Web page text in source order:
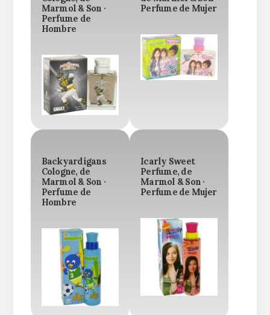
Marmol & Son ·
Perfume de
Hombre
Perfume de Mujer
Backyardigans
Cologne, de
Marmol & Son ·
Perfume de
Hombre
Icarly Sweet
Perfume, de
Marmol & Son ·
Perfume de Mujer